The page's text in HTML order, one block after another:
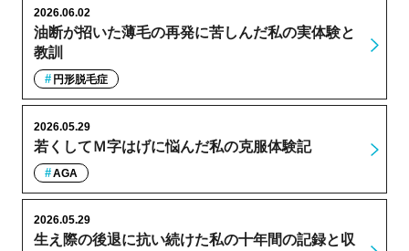
油断が招いた薄毛の再発に苦しんだ私の実体験と
教訓
2026.06.02
円形脱毛症
若くしてＭ字はげに悩んだ私の克服体験記
2026.05.29
AGA
生え際の後退に抗い続けた私の十年間の記録と収
2026.05.29